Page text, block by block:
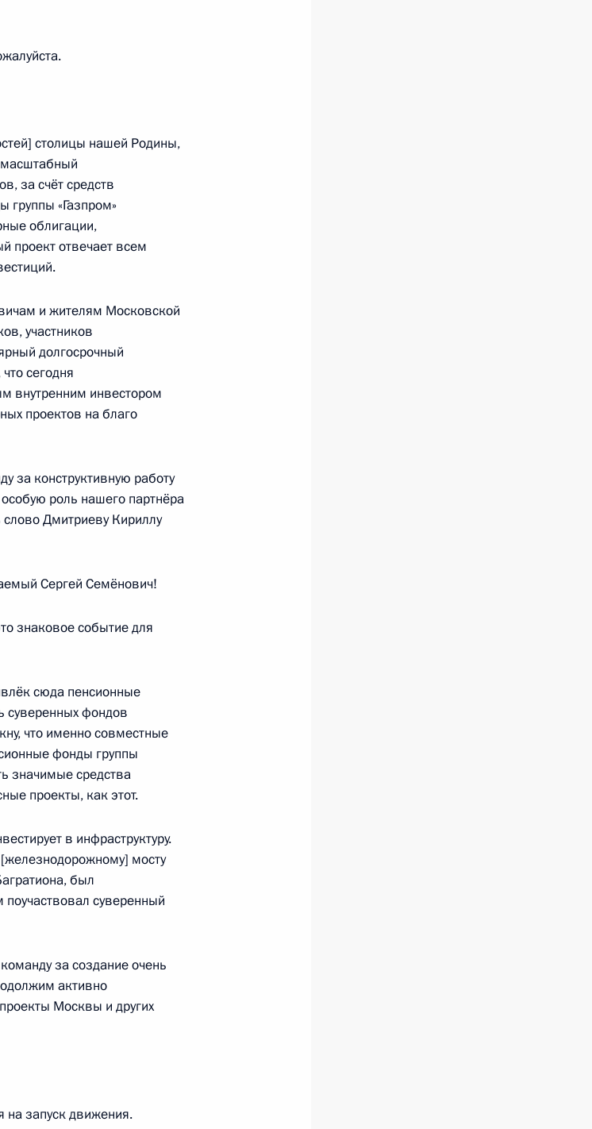
М-12
столицы нашей Родины,
масштабный
за счёт средств
группы «Газпром»
облигации,
проект отвечает всем
и жителям Московской
участников
долгосрочный
сегодня
внутренним инвестором
проектов на благо
за конструктивную работу
роль нашего партнёра
Дмитриеву Кириллу
Сергей Семёнович!
знаковое событие для
сюда пенсионные
суверенных фондов
что именно совместные
фонды группы
значимые средства
проекты, как этот.
в инфраструктуру.
мосту
был
поучаствовал суверенный
за создание очень
активно
Москвы и других
запуск движения.